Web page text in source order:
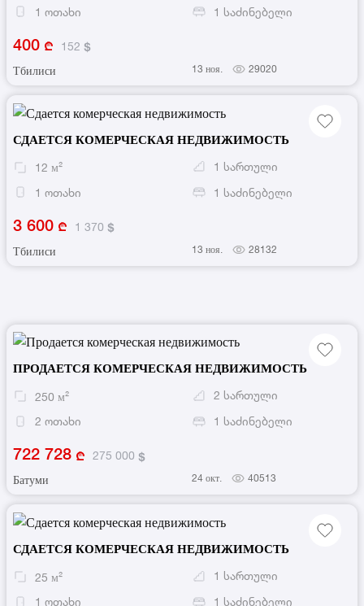
1 ოთახი 1 საძინებელი
400
152
Тбилиси
13 ноя. 29020
СДАЕТСЯ КОМЕРЧЕСКАЯ НЕДВИЖИМОСТЬ
12 м² 1 სართული
1 ოთახი 1 საძინებელი
3 600
1 370
Тбилиси
13 ноя. 28132
ПРОДАЕТСЯ КОМЕРЧЕСКАЯ НЕДВИЖИМОСТЬ
250 м² 2 სართული
2 ოთახი 1 საძინებელი
722 728
275 000
Батуми
24 окт. 40513
СДАЕТСЯ КОМЕРЧЕСКАЯ НЕДВИЖИМОСТЬ
25 м² 1 სართული
1 ოთახი 1 საძინებელი